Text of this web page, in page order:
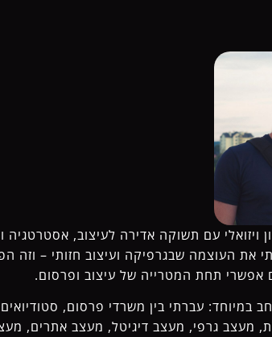
ויזואלי עם תשוקה אדירה לעיצוב, אסטרטגיה
המקצועית התחלתי כבר בגיל 12, כשגיליתי את העוצמה שבגרפיקה ועיצוב חזותי – וזה
תחת המטרייה של עיצוב ופרסום.
רחב במיוחד: עברתי בין משרדי פרסום, סטודיואים
מעצב גרפי, מעצב דיגיטל, מעצב אתרים,